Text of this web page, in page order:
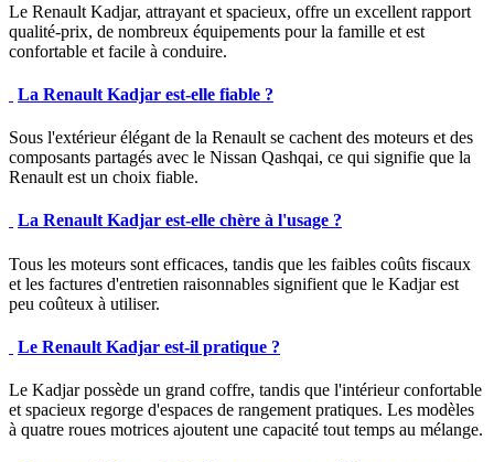
Le Renault Kadjar, attrayant et spacieux, offre un excellent rapport
qualité-prix, de nombreux équipements pour la famille et est
confortable et facile à conduire.
La Renault Kadjar est-elle fiable ?
Sous l'extérieur élégant de la Renault se cachent des moteurs et des
composants partagés avec le Nissan Qashqai, ce qui signifie que la
Renault est un choix fiable.
La Renault Kadjar est-elle chère à l'usage ?
Tous les moteurs sont efficaces, tandis que les faibles coûts fiscaux
et les factures d'entretien raisonnables signifient que le Kadjar est
peu coûteux à utiliser.
Le Renault Kadjar est-il pratique ?
Le Kadjar possède un grand coffre, tandis que l'intérieur confortable
et spacieux regorge d'espaces de rangement pratiques. Les modèles
à quatre roues motrices ajoutent une capacité tout temps au mélange.